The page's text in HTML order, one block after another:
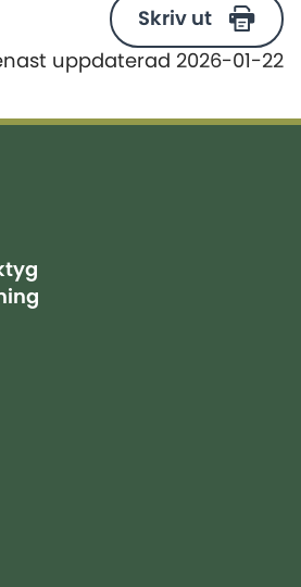
Skriv ut
uppdaterad 2026-01-22